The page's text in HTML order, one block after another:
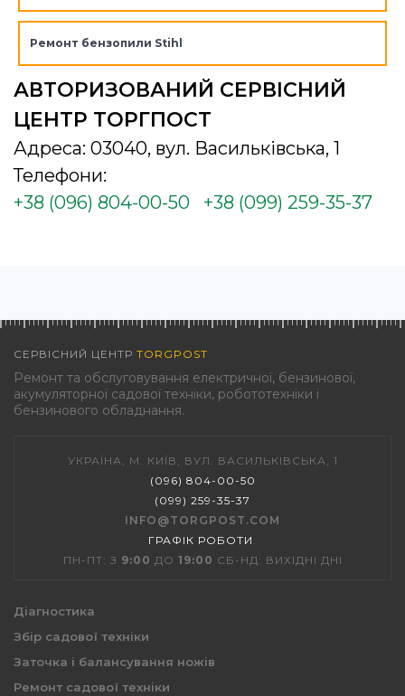
Ремонт бензопили Stihl
АВТОРИЗОВАНИЙ СЕРВІСНИЙ
ЦЕНТР ТОРГПОСТ
Адреса: 03040, вул. Васильківська, 1
Телефони:
+38 (096) 804-00-50
+38 (099) 259-35-37
СЕРВІСНИЙ ЦЕНТР TORGPOST
Ремонт та обслуговування електричної, бензинової,
акумуляторної садової техніки, робототехніки і
бензинового обладнання.
УКРАЇНА, М. КИЇВ, ВУЛ. ВАСИЛЬКІВСЬКА, 1
(096) 804-00-50
(099) 259-35-37
INFO@TORGPOST.COM
ГРАФІК РОБОТИ :
ПН-ПТ: З 9:00 ДО 19:00 СБ-НД: ВИХІДНІ ДНІ
Діагностика
Збір садової техніки
Заточка і балансування ножів
Ремонт садової техніки